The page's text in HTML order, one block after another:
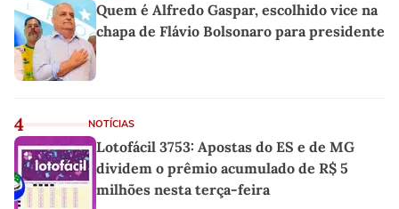
Quem é Alfredo Gaspar, escolhido vice na
chapa de Flávio Bolsonaro para presidente
4 NOTÍCIAS
Lotofácil 3753: Apostas do ES e de MG
dividem o prêmio acumulado de R$ 5
milhões nesta terça-feira